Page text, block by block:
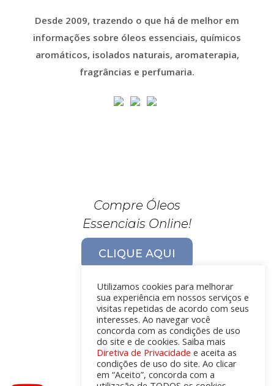
Desde 2009, trazendo o que há de melhor em
informações sobre óleos essenciais, químicos
aromáticos, isolados naturais, aromaterapia,
fragrâncias e perfumaria.
Compre Óleos
Essenciais Online!
CLIQUE AQUI
Utilizamos cookies para melhorar
sua experiência em nossos serviços e
visitas repetidas de acordo com seus
interesses. Ao navegar você
concorda com as condições de uso
do site e de cookies. Saiba mais
Diretiva de Privacidade e aceita as
condições de uso do site. Ao clicar
em “Aceito”, concorda com a